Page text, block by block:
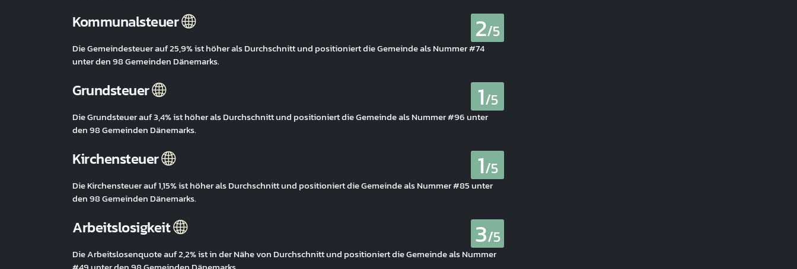
Kommunalsteuer 2/5
Die Gemeindesteuer auf 25,9% ist höher als Durchschnitt und positioniert die Gemeinde als Nummer #74
unter den 98 Gemeinden Dänemarks.
Grundsteuer 1/5
Die Grundsteuer auf 3,4% ist höher als Durchschnitt und positioniert die Gemeinde als Nummer #96 unter
den 98 Gemeinden Dänemarks.
Kirchensteuer 1/5
Die Kirchensteuer auf 1,15% ist höher als Durchschnitt und positioniert die Gemeinde als Nummer #85 unter
den 98 Gemeinden Dänemarks.
Arbeitslosigkeit 3/5
Die Arbeitslosenquote auf 2,2% ist in der Nähe von Durchschnitt und positioniert die Gemeinde als Nummer